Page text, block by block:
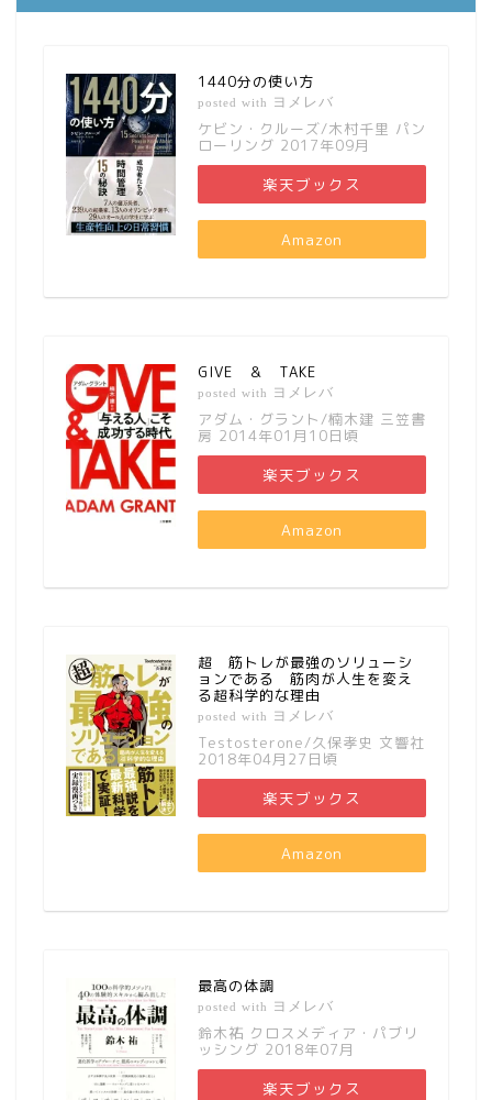
1440分の使い方
posted with ヨメレバ
ケビン・クルーズ/木村千里 パン
ローリング 2017年09月
楽天ブックス
Amazon
GIVE ＆ TAKE
posted with ヨメレバ
アダム・グラント/楠木建 三笠書
房 2014年01月10日頃
楽天ブックス
Amazon
超 筋トレが最強のソリューシ
ョンである 筋肉が人生を変え
る超科学的な理由
posted with ヨメレバ
Testosterone/久保孝史 文響社
2018年04月27日頃
楽天ブックス
Amazon
最高の体調
posted with ヨメレバ
鈴木祐 クロスメディア・パブリ
ッシング 2018年07月
楽天ブックス